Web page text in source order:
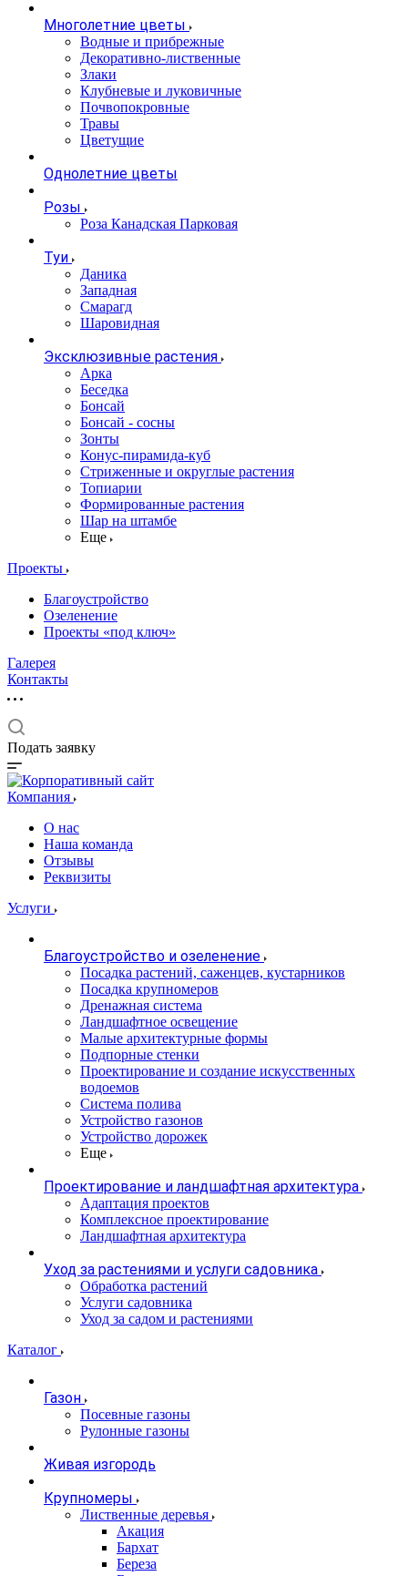
Многолетние цветы
Водные и прибрежные
Декоративно-лиственные
Злаки
Клубневые и луковичные
Почвопокровные
Травы
Цветущие
Однолетние цветы
Розы
Роза Канадская Парковая
Туи
Даника
Западная
Смарагд
Шаровидная
Эксклюзивные растения
Арка
Беседка
Бонсай
Бонсай - сосны
Зонты
Конус-пирамида-куб
Стриженные и округлые растения
Топиарии
Формированные растения
Шар на штамбе
Еще
Проекты
Благоустройство
Озеленение
Проекты «под ключ»
Галерея
Контакты
Подать заявку
Компания
О нас
Наша команда
Отзывы
Реквизиты
Услуги
Благоустройство и озеленение
Посадка растений, саженцев, кустарников
Посадка крупномеров
Дренажная система
Ландшафтное освещение
Малые архитектурные формы
Подпорные стенки
Проектирование и создание искусственных
водоемов
Система полива
Устройство газонов
Устройство дорожек
Еще
Проектирование и ландшафтная архитектура
Адаптация проектов
Комплексное проектирование
Ландшафтная архитектура
Уход за растениями и услуги садовника
Обработка растений
Услуги садовника
Уход за садом и растениями
Каталог
Газон
Посевные газоны
Рулонные газоны
Живая изгородь
Крупномеры
Лиственные деревья
Акация
Бархат
Береза